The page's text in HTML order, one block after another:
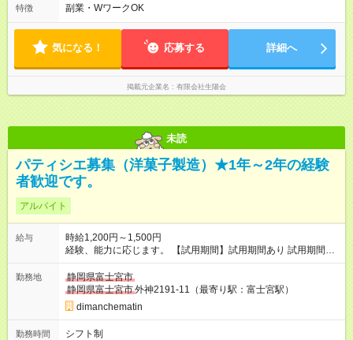
60分） ・1～3の勤務…早遅手当対象シフト ・4の勤務…夜勤手
1ヶ月変形労働時間制 1）07：00～16：00（休憩60分） 2）
10：00～19：00（休憩60分） 3）11：00～20：00（休憩60
分） 4）16：00～翌9：00（休憩60分） ・1～3の勤務…早遅手
当対象シフト ・4の勤務…夜勤手当対象シフト ・時間外ほぼな
特徴 副業・WワークOK
気になる！ 応募する 詳細へ
掲載元企業名 有限会社生陽会
未読
パティシエ募集（洋菓子製造）★1年～2年の経験
者歓迎です。
アルバイト
給与
時給1,200円～1,500円
経験、能力に応じます。 【試用期間】試用期間あり 試用期間の
長さ：6ヶ月 雇用形態、給与は本採用時と同じです。
勤務地
静岡県富士宮市
静岡県富士宮市外神2191-11（最寄り駅：富士宮駅）
dimanchematin
勤務時間
シフト制